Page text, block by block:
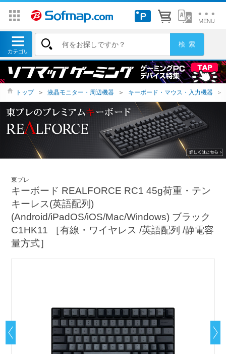
トップ ＞ 液晶モニター・周辺機器 ＞ キーボード・マウス・入力機器 ＞
東プレ
キーボード REALFORCE RC1 45g荷重・テン
キーレス(英語配列)
(Android/iPadOS/iOS/Mac/Windows) ブラック
C1HK11 ［有線・ワイヤレス /英語配列 /静電容
量方式］